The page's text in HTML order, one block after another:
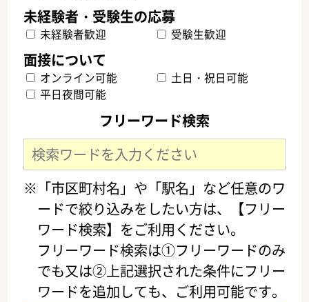
未経験者歓迎 受験生歓迎
オンライン可能
土日・祝日可能
平日夜間可能
フリーワード検索
※「市区町村名」や「駅名」など任意のワ
ードで絞り込みをしたい方は、【フリー
ワード検索】をご利用ください。
フリーワード検索は①フリーワードのみ
でも又は②上記選択された条件にフリー
ワードを追加しても、ご利用可能です。